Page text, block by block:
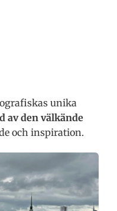
unika
av den välkände
och inspiration.